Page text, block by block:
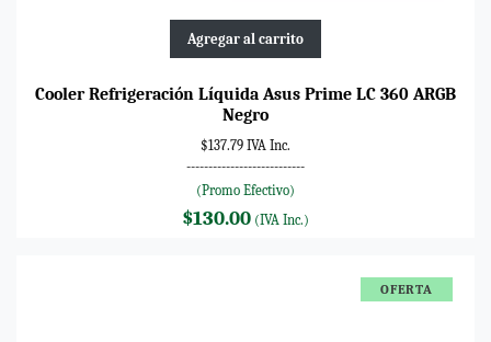
Agregar al carrito
Cooler Refrigeración Líquida Asus Prime LC 360 ARGB
Negro
$137.79 IVA Inc.
---------------------------
(Promo Efectivo)
$130.00 (IVA Inc.)
OFERTA